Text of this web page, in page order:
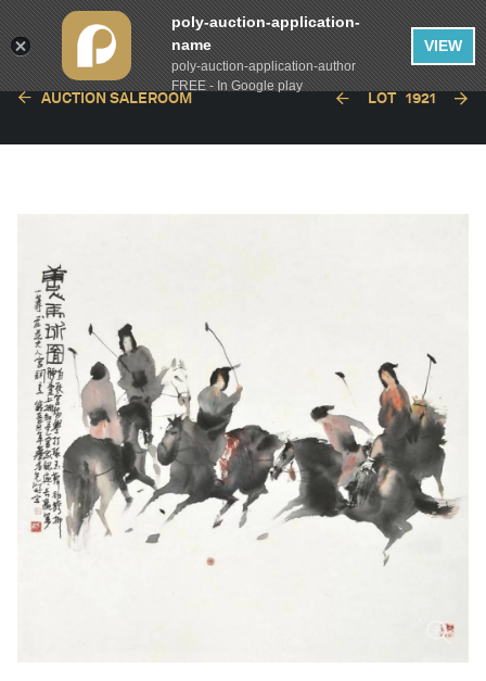
AUCTION SALEROOM LOT 1921
poly-auction-application-
name
poly-auction-application-author
FREE - In Google play
VIEW